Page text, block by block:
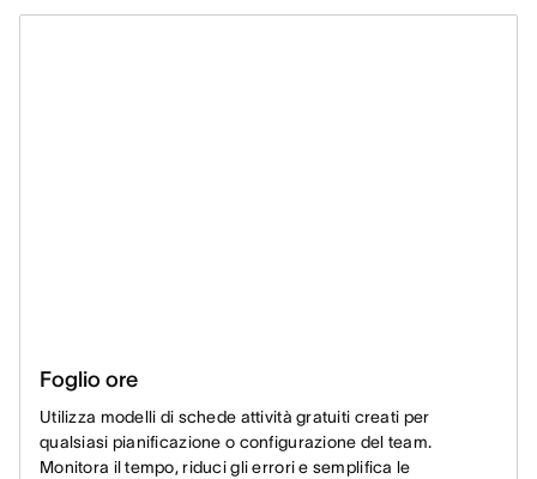
Foglio ore
Utilizza modelli di schede attività gratuiti creati per
qualsiasi pianificazione o configurazione del team.
Monitora il tempo, riduci gli errori e semplifica le